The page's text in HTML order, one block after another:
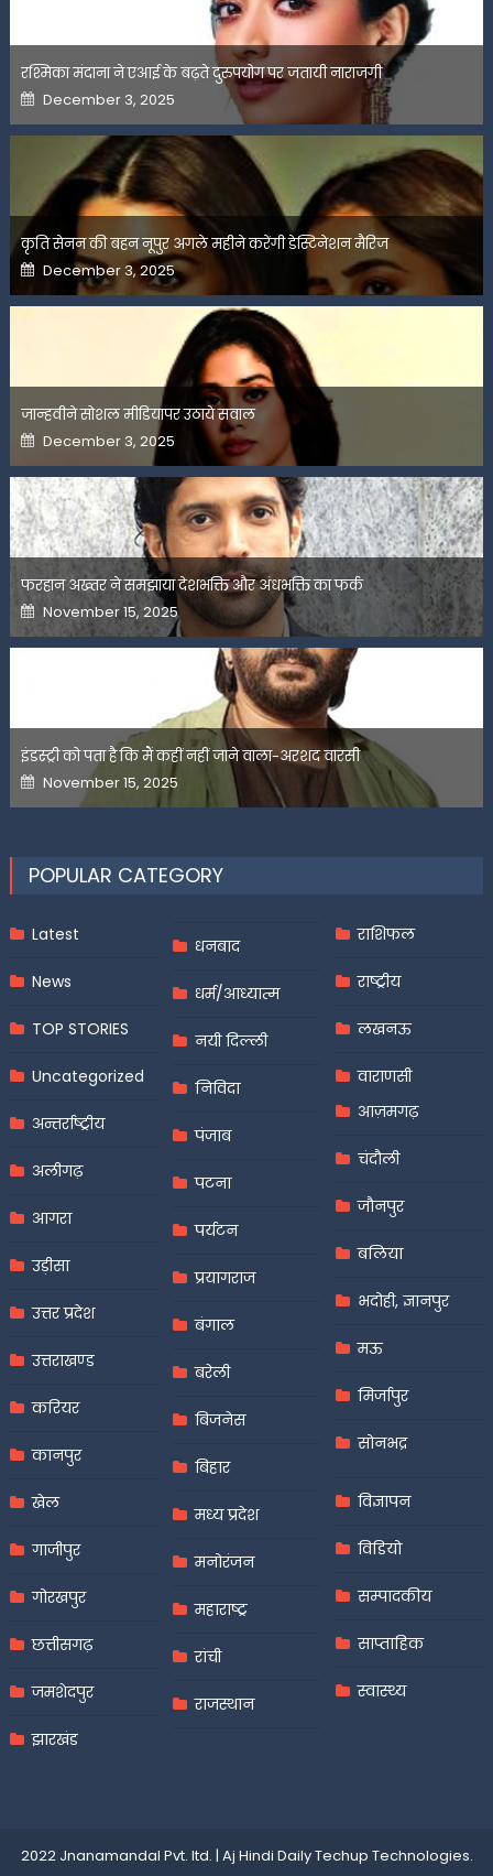
रश्मिका मंदाना ने एआई के बढ़ते दुरुपयोग पर जतायी नाराजगी
Posted
on
December 3, 2025
कृति सेनन की बहन नूपुर अगले महीने करेंगी डेस्टिनेशन मैरिज
Posted
on
December 3, 2025
जान्हवीने सोशल मीडियापर उठाये सवाल
Posted
on
December 3, 2025
फरहान अख्तर ने समझाया देशभक्ति और अंधभक्ति का फर्क
Posted
on
November 15, 2025
इंडस्ट्री को पता है कि मैं कहीं नहीं जाने वाला-अरशद वारसी
Posted
on
November 15, 2025
POPULAR CATEGORY
Latest
News
TOP STORIES
Uncategorized
अन्तर्राष्ट्रीय
अलीगढ़
आगरा
उड़ीसा
उत्तर प्रदेश
उत्तराखण्ड
करियर
कानपुर
खेल
गाजीपुर
गोरखपुर
छत्तीसगढ़
जमशेदपुर
झारखंड
धनबाद
धर्म/आध्यात्म
नयी दिल्ली
निविदा
पंजाब
पटना
पर्यटन
प्रयागराज
बंगाल
बरेली
बिजनेस
बिहार
मध्य प्रदेश
मनोरंजन
महाराष्ट्र
रांची
राजस्थान
राशिफल
राष्ट्रीय
लखनऊ
वाराणसी
आज़मगढ़
चंदौली
जौनपुर
बलिया
भदोही, ज्ञानपुर
मऊ
मिर्जापुर
सोनभद्र
विज्ञापन
विडियो
सम्पादकीय
साप्ताहिक
स्वास्थ्य
2022 Jnanamandal Pvt. ltd. | Aj Hindi DailyTechup Technologies.